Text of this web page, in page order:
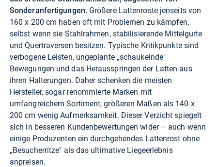
Sonderanfertigungen.Größere Lattenroste jenseits von
160 x 200 cm haben oft mit Problemen zu kämpfen,
selbst wenn sie Stahlrahmen, stabilisierende Mittelgurte
und Quertraversen besitzen. Typische Kritikpunkte sind
verbogene Leisten, ungeplante „schaukelnde"
Bewegungen und das Herausspringen der Latten aus
ihren Halterungen. Daher schenken die meisten
Hersteller, sogar renommierte Marken mit
umfangreichem Sortiment, größeren Maßen als 140 x
200 cm wenig Aufmerksamkeit. Dieser Verzicht spiegelt
sich in besseren Kundenbewertungen wider – auch wenn
einige Produzenten ein durchgehendes Lattenrost ohne
„Besucherritze" als das ultimative Liegeerlebnis
anpreisen.